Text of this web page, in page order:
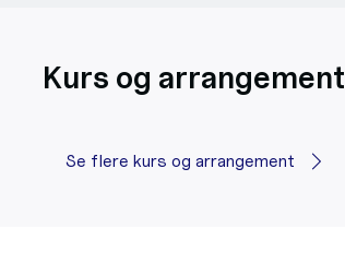
Kurs og arrangement
Se flere kurs og arrangement